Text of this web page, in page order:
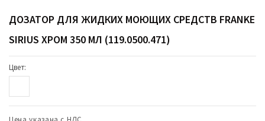
ДОЗАТОР ДЛЯ ЖИДКИХ МОЮЩИХ СРЕДСТВ FRANKE
SIRIUS ХРОМ 350 МЛ (119.0500.471)
Цвет: